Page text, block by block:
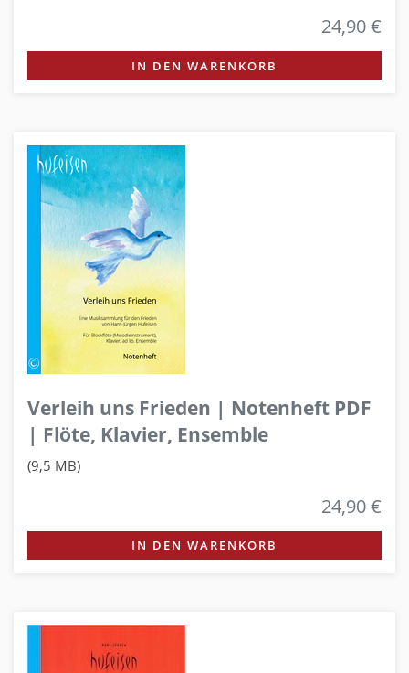
24,90 €
IN DEN WARENKORB
Verleih uns Frieden | Notenheft PDF
| Flöte, Klavier, Ensemble
(9,5 MB)
24,90 €
IN DEN WARENKORB